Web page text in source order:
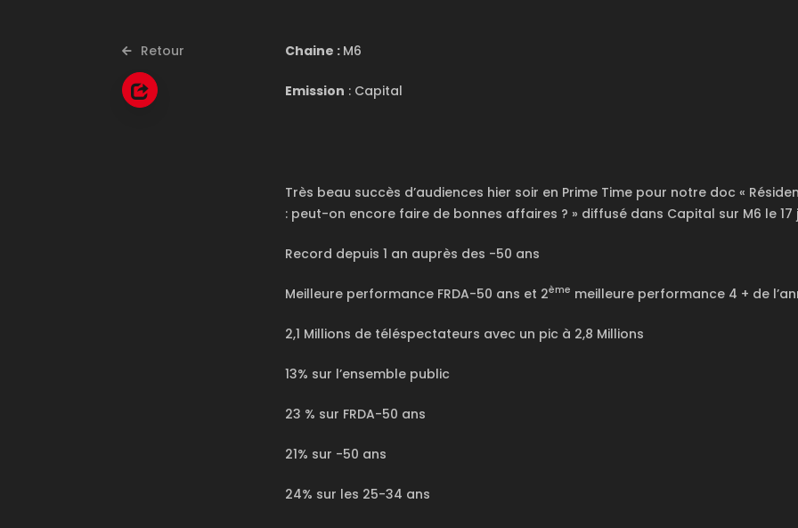
Retour Chaine : M6
Emission : Capital
Très beau succès d’audiences hier soir en Prime Time pour notre doc «
: peut-on encore faire de bonnes affaires ? » diffusé dans Capital sur M6 le 17
Record depuis 1 an auprès des -50 ans
Meilleure performance FRDA-50 ans et 2ème meilleure performance 4 + de
2,1 Millions de téléspectateurs avec un pic à 2,8 Millions
13% sur l’ensemble public
23 % sur FRDA-50 ans
21% sur -50 ans
24% sur les 25-34 ans